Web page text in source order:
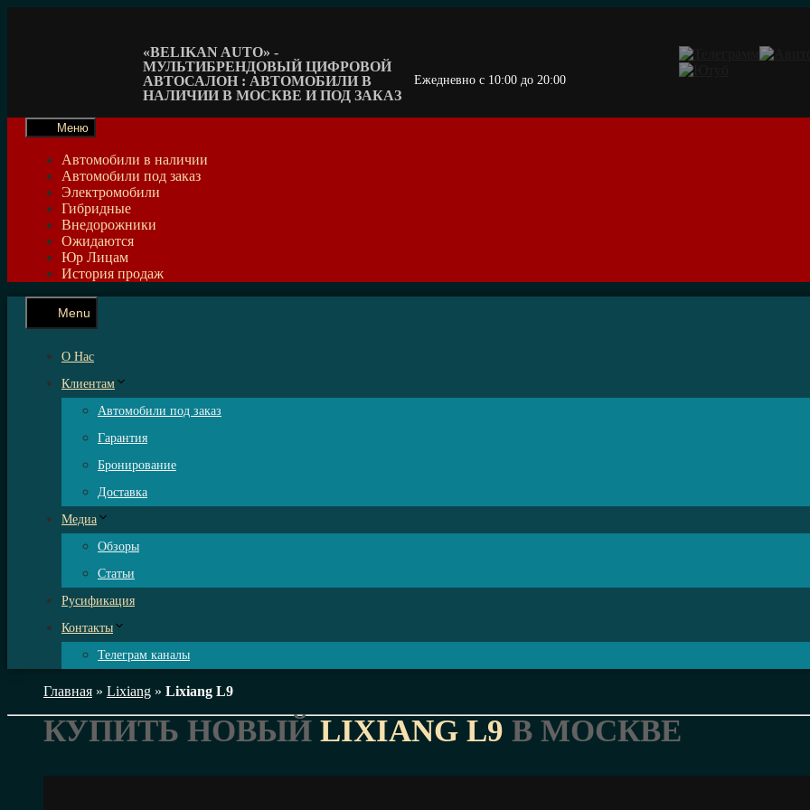
«BELIKAN AUTO» -
МУЛЬТИБРЕНДОВЫЙ ЦИФРОВОЙ
АВТОСАЛОН : АВТОМОБИЛИ В
НАЛИЧИИ В МОСКВЕ И ПОД ЗАКАЗ
Ежедневно c 10:00 до 20:00
Меню
Автомобили в наличии
Автомобили под заказ
Электромобили
Гибридные
Внедорожники
Ожидаются
Юр Лицам
История продаж
Menu
О Нас
Клиентам
Автомобили под заказ
Гарантия
Бронирование
Доставка
Медиа
Обзоры
Статьи
Русификация
Контакты
Телеграм каналы
Главная » Lixiang » Lixiang L9
КУПИТЬ НОВЫЙ LIXIANG L9 В МОСКВЕ